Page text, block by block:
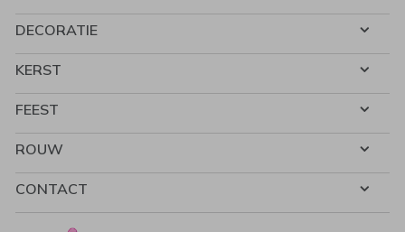
DECORATIE
KERST
FEEST
ROUW
CONTACT